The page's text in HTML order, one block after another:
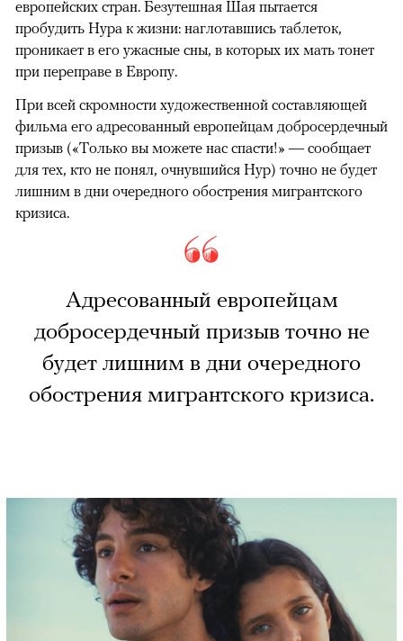
европейских стран. Безутешная Шая пытается
пробудить Нура к жизни: наглотавшись таблеток,
проникает в его ужасные сны, в которых их мать тонет
при переправе в Европу.
При всей скромности художественной составляющей
фильма его адресованный европейцам добросердечный
призыв («Только вы можете нас спасти!» — сообщает
для тех, кто не понял, очнувшийся Нур) точно не будет
лишним в дни очередного обострения мигрантского
кризиса.
Адресованный европейцам
добросердечный призыв точно не
будет лишним в дни очередного
обострения мигрантского кризиса.